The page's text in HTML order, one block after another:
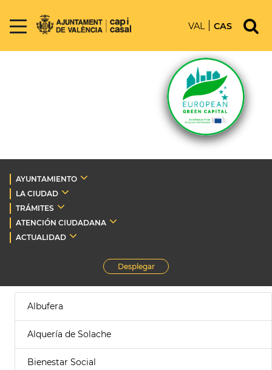
VAL CAS
AYUNTAMIENTO
LA CIUDAD
TRÁMITES
ATENCIÓN CIUDADANA
ACTUALIDAD
Desplegar
Albufera
Alquería de Solache
Bienestar Social